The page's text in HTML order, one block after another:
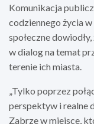
Komunikacja
codziennego życia
społeczne
w dialog na temat
terenie ich miasta.
„Tylko poprzez
perspektyw i realne
Zabrze w miejsce,